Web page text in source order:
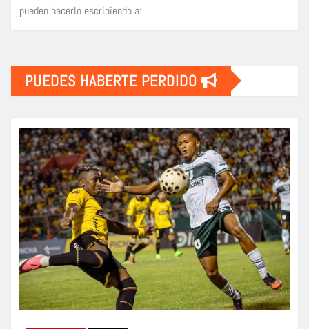
pueden hacerlo escribiendo a:
PUEDES HABERTE PERDIDO